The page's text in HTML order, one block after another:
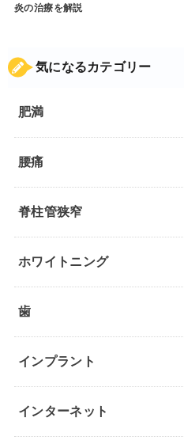
炎の治療を解説
気になるカテゴリー
肥満
腰痛
脊柱管狭窄
ホワイトニング
歯
インプラント
インターネット